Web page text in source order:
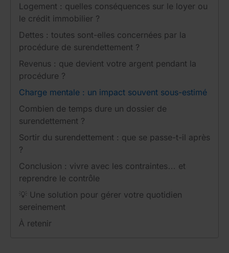
Logement : quelles conséquences sur le loyer ou
le crédit immobilier ?
Dettes : toutes sont-elles concernées par la
procédure de surendettement ?
Revenus : que devient votre argent pendant la
procédure ?
Charge mentale : un impact souvent sous-estimé
Combien de temps dure un dossier de
surendettement ?
Sortir du surendettement : que se passe-t-il après
?
Conclusion : vivre avec les contraintes… et
reprendre le contrôle
💡 Une solution pour gérer votre quotidien
sereinement
À retenir